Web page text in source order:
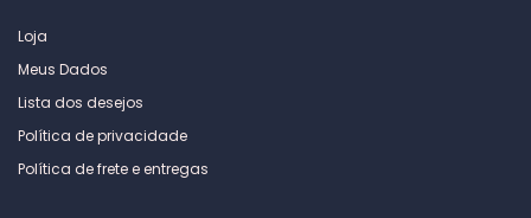
Loja
Meus Dados
Lista dos desejos
Política de privacidade
Política de frete e entregas